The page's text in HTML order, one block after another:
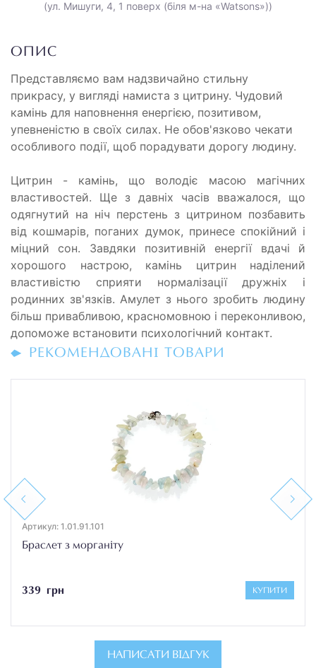
(ул. Мишуги, 4, 1 поверх (біля м-на «Watsons»))
ОПИС
Представляємо вам надзвичайно стильну
прикрасу, у вигляді намиста з цитрину. Чудовий
камінь для наповнення енергією, позитивом,
упевненістю в своїх силах. Не обов'язково чекати
особливого події, щоб порадувати дорогу людину.
Цитрин - камінь, що володіє масою магічних
властивостей. Ще з давніх часів вважалося, що
одягнутий на ніч перстень з цитрином позбавить
від кошмарів, поганих думок, принесе спокійний і
міцний сон. Завдяки позитивній енергії вдачі й
хорошого настрою, камінь цитрин наділений
властивістю сприяти нормалізації дружніх і
родинних зв'язків. Амулет з нього зробить людину
більш привабливою, красномовною і переконливою,
допоможе встановити психологічний контакт.
РЕКОМЕНДОВАНІ ТОВАРИ
Previous
Артикул: 1.01.91.101
Браслет з морганіту
339 грн КУПИТИ
Next
НАПИСАТИ ВІДГУК